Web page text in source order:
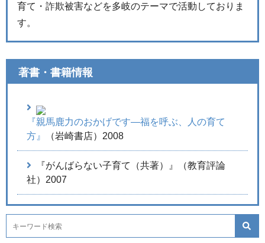
育て・詐欺被害などを多岐のテーマで活動しておりま
す。
著書・書籍情報
『親馬鹿力のおかげです―福を呼ぶ、人の育て
方』
（岩崎書店）2008
『がんばらない子育て（共著）』（教育評論
社）2007